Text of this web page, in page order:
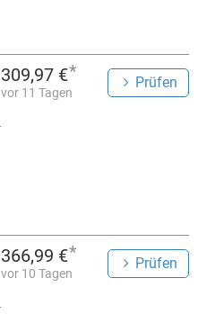
309,97 €*
vor 11 Tagen
Prüfen
366,99 €*
vor 10 Tagen
Prüfen